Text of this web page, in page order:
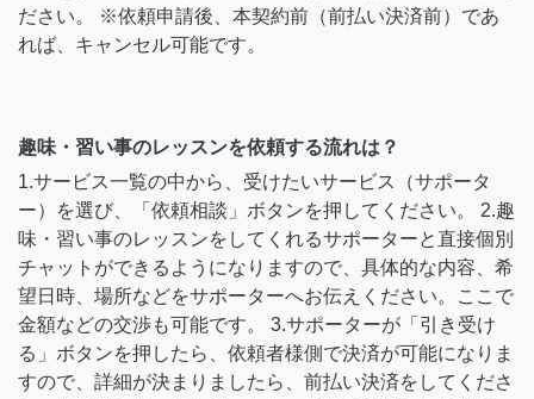
ださい。 ※依頼申請後、本契約前（前払い決済前）であ
れば、キャンセル可能です。
趣味・習い事のレッスンを依頼する流れは？
1.サービス一覧の中から、受けたいサービス（サポータ
ー）を選び、「依頼相談」ボタンを押してください。 2.趣
味・習い事のレッスンをしてくれるサポーターと直接個別
チャットができるようになりますので、具体的な内容、希
望日時、場所などをサポーターへお伝えください。ここで
金額などの交渉も可能です。 3.サポーターが「引き受け
る」ボタンを押したら、依頼者様側で決済が可能になりま
すので、詳細が決まりましたら、前払い決済をしてくださ